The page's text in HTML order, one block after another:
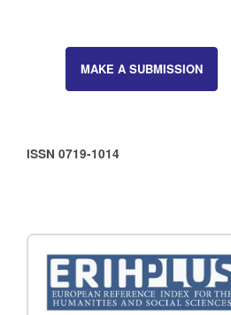
MAKE A SUBMISSION
ISSN 0719-1014